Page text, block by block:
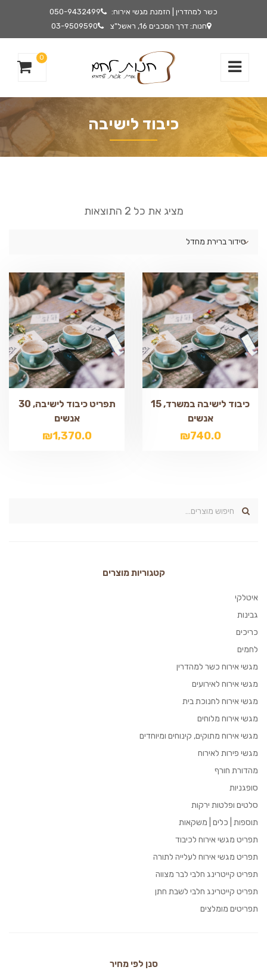
כשר למהדרין | הזמנת מגשי אירוח:
050-9432499
חנות: דרך המכבים 16, ראשל"צ
03-9509590
0
כיבוד לישיבה
מציג את כל 2 התוצאות
סידור ברירת מחדל
כיבוד לישיבה במשרד, 15
אנשים
₪740.0
תפריט כיבוד לישיבה, 30
אנשים
₪1,370.0
קטגוריות מוצרים
איטלקי
גבינות
כריכים
לחמים
מגשי אירוח כשר למהדרין
מגשי אירוח לאירועים
מגשי אירוח לחנוכת בית
מגשי אירוח מלוחים
מגשי אירוח מתוקים, קינוחים ומיוחדים
מגשי פירות לאירוח
מהדורת חורף
סופגניות
סלטים ופלטות ירקות
תוספות | כלים | משקאות
תפריט מגשי אירוח לכיבוד
תפריט מגשי אירוח לעלייה לתורה
תפריט קייטרינג חלבי לבר מצווה
תפריט קייטרינג חלבי לשבת חתן
תפריטים מומלצים
סנן לפי מחיר